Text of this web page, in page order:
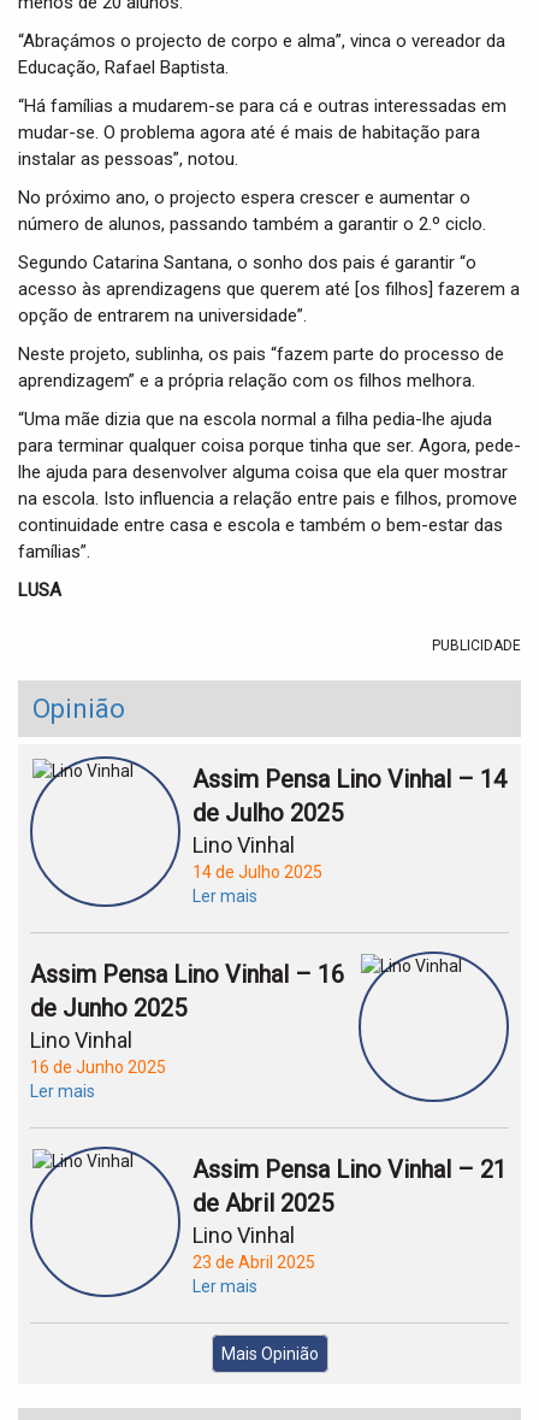
“Abraçámos o projecto de corpo e alma”, vinca o vereador da
Educação, Rafael Baptista.
“Há famílias a mudarem-se para cá e outras interessadas em
mudar-se. O problema agora até é mais de habitação para
instalar as pessoas”, notou.
No próximo ano, o projecto espera crescer e aumentar o
número de alunos, passando também a garantir o 2.º ciclo.
Segundo Catarina Santana, o sonho dos pais é garantir “o
acesso às aprendizagens que querem até [os filhos] fazerem a
opção de entrarem na universidade”.
Neste projeto, sublinha, os pais “fazem parte do processo de
aprendizagem” e a própria relação com os filhos melhora.
“Uma mãe dizia que na escola normal a filha pedia-lhe ajuda
para terminar qualquer coisa porque tinha que ser. Agora, pede-
lhe ajuda para desenvolver alguma coisa que ela quer mostrar
na escola. Isto influencia a relação entre pais e filhos, promove
continuidade entre casa e escola e também o bem-estar das
famílias”.
LUSA
PUBLICIDADE
Opinião
Assim Pensa Lino Vinhal – 14
de Julho 2025
Lino Vinhal
14 de Julho 2025
Ler mais
Assim Pensa Lino Vinhal – 16
de Junho 2025
Lino Vinhal
16 de Junho 2025
Ler mais
Assim Pensa Lino Vinhal – 21
de Abril 2025
Lino Vinhal
23 de Abril 2025
Ler mais
Mais Opinião